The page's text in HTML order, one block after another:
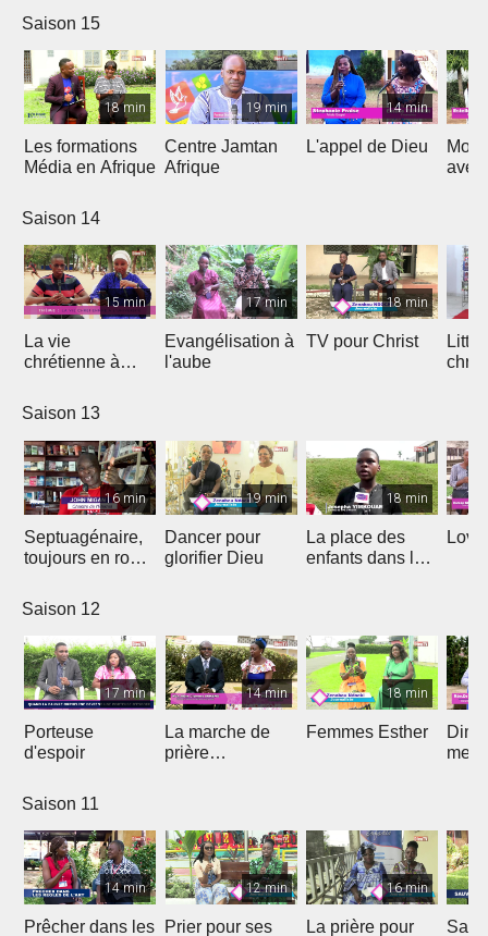
Saison 15
18 min
Les formations
Média en Afrique
19 min
Centre Jamtan
Afrique
14 min
L'appel de Dieu
Mon
avec
Saison 14
15 min
La vie
chrétienne à
17 min
Evangélisation à
l'aube
18 min
TV pour Christ
Saison 13
16 min
Septuagénaire,
toujours en route
19 min
Dancer pour
glorifier Dieu
18 min
La place des
enfants dans le
Saison 12
17 min
Porteuse
d'espoir
14 min
La marche de
prière
18 min
Femmes Esther
Saison 11
14 min
Prêcher dans les
12 min
Prier pour ses
16 min
La prière pour